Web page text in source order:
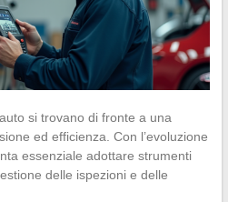
si trovano di fronte a una
ed efficienza. Con l’evoluzione
essenziale adottare strumenti
delle ispezioni e delle